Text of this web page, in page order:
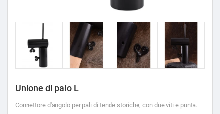
Unione di palo L
Connettore d'angolo per pali di tende storiche, con due viti e punta.